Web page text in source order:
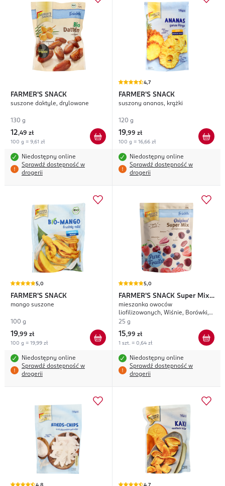
FARMER'S SNACK
suszone daktyle, drylowane
130 g
12,49 zł
100 g = 9,61 zł
Niedostępny online
Sprawdź dostępność w
drogerii
4,7
FARMER'S SNACK
suszony ananas, krążki
120 g
19,99 zł
100 g = 16,66 zł
Niedostępny online
Sprawdź dostępność w
drogerii
5,0
FARMER'S SNACK
mango suszone
100 g
19,99 zł
100 g = 19,99 zł
Niedostępny online
Sprawdź dostępność w
drogerii
5,0
FARMER'S SNACK Super Mix
Original
mieszanka owoców
liofilizowanych, Wiśnie, Borówki,
Truskawki
25 g
15,99 zł
1 szt. = 0,64 zł
Niedostępny online
Sprawdź dostępność w
drogerii